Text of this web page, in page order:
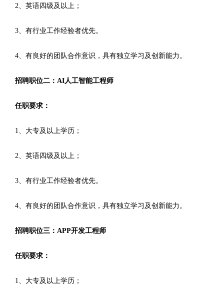
2、英语四级及以上；
3、有行业工作经验者优先。
4、有良好的团队合作意识，具有独立学习及创新能力。
招聘职位二：AI人工智能工程师
任职要求：
1、大专及以上学历；
2、英语四级及以上；
3、有行业工作经验者优先。
4、有良好的团队合作意识，具有独立学习及创新能力。
招聘职位三：APP开发工程师
任职要求：
1、大专及以上学历；